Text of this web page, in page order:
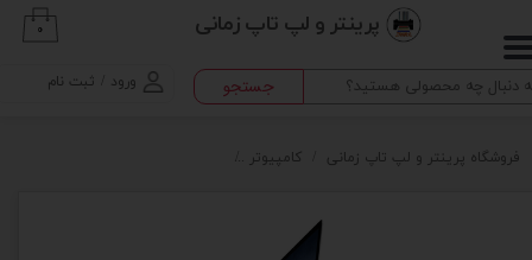
پرینتر و لپ تاپ زمانی
ورود ثبت نام
حساب کاربری من
تغییر گذر واژه
سفارشات
۰
جستجو
فروشگاه پرینتر و لپ تاپ زمانی کامپیوتر